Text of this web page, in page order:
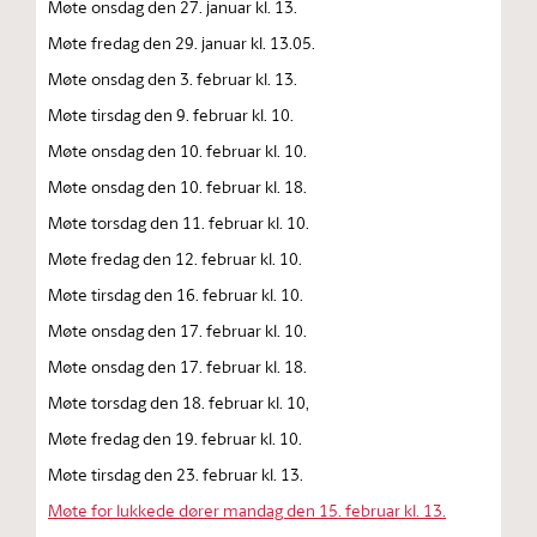
Møte onsdag den 27. januar kl. 13.
Møte fredag den 29. januar kl. 13.05.
Møte onsdag den 3. februar kl. 13.
Møte tirsdag den 9. februar kl. 10.
Møte onsdag den 10. februar kl. 10.
Møte onsdag den 10. februar kl. 18.
Møte torsdag den 11. februar kl. 10.
Møte fredag den 12. februar kl. 10.
Møte tirsdag den 16. februar kl. 10.
Møte onsdag den 17. februar kl. 10.
Møte onsdag den 17. februar kl. 18.
Møte torsdag den 18. februar kl. 10,
Møte fredag den 19. februar kl. 10.
Møte tirsdag den 23. februar kl. 13.
Møte for lukkede dører mandag den 15. februar kl. 13.